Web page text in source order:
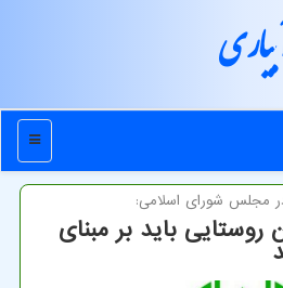
منو
در مجلس شورای اسلامی:
روستایی باید بر مبنای